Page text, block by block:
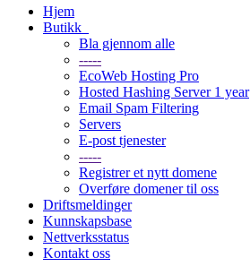
Hjem
Butikk
Bla gjennom alle
-----
EcoWeb Hosting Pro
Hosted Hashing Server 1 year
Email Spam Filtering
Servers
E-post tjenester
-----
Registrer et nytt domene
Overføre domener til oss
Driftsmeldinger
Kunnskapsbase
Nettverksstatus
Kontakt oss